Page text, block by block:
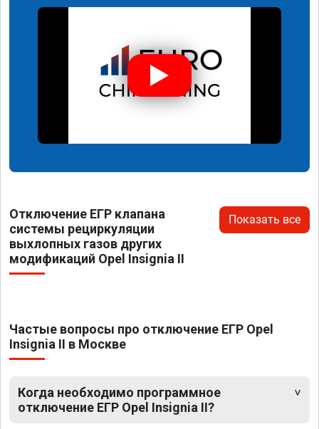
Отключение ЕГР клапана
системы рециркуляции
выхлопных газов других
модификаций Opel Insignia II
Показать все
Частые вопросы про отключение ЕГР Opel
Insignia II в Москве
Когда необходимо программное
отключение ЕГР Opel Insignia II?